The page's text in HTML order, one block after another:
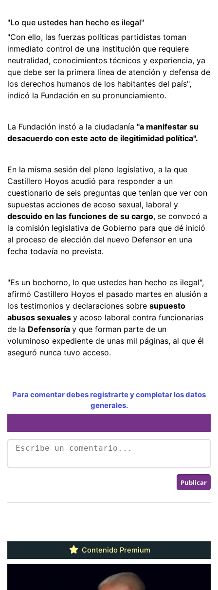
"Lo que ustedes han hecho es ilegal"
"Con ello, las fuerzas políticas partidistas toman
inmediato control de una institución que requiere
neutralidad, conocimientos técnicos y experiencia, ya
que debe ser la primera línea de atención y defensa de
los derechos humanos de los habitantes del país",
indicó la Fundación en su pronunciamiento.
La Fundación instó a la ciudadanía "a manifestar su
desacuerdo con este acto de ilegitimidad política".
En la misma sesión del pleno legislativo, a la que
Castillero Hoyos acudió para responder a un
cuestionario de seis preguntas que tenían que ver con
supuestas acciones de acoso sexual, laboral y
descuido en las funciones de su cargo, se convocó a
la comisión legislativa de Gobierno para que dé inició
al proceso de elección del nuevo Defensor en una
fecha todavía no prevista.
"Es un bochorno, lo que ustedes han hecho es ilegal",
afirmó Castillero Hoyos el pasado martes en alusión a
los testimonios y declaraciones sobre supuesto
abusos sexuales y acoso laboral contra funcionarias
de la Defensoría y que forman parte de un
voluminoso expediente de unas mil páginas, al que él
aseguró nunca tuvo acceso.
Para comentar debes registrarte y completar los datos
generales.
Contenido Premium